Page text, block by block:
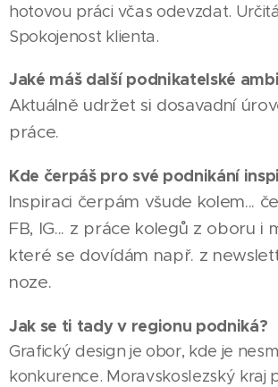
hotovou práci včas odevzdat.
Spokojenost klienta.
Jaké máš další podnikatelské
Aktuálně udržet si dosavadní
práce.
Kde čerpáš pro své podnikání
Inspiraci čerpám všude kolem...
FB, IG... z práce kolegů z oboru i
které se dovídám např. z
noze.
Jak se ti tady v regionu podniká?
Grafický design je obor, kde je
konkurence. Moravskoslezský kraj